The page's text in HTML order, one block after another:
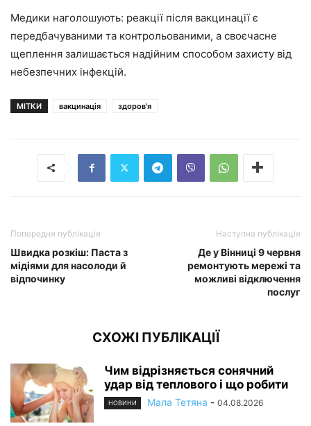
Медики наголошують: реакції після вакцинації є
передбачуваними та контрольованими, а своєчасне
щеплення залишається надійним способом захисту від
небезпечних інфекцій.
МІТКИ вакцинація здоров'я
Попередня публікація
Швидка розкіш: Паста з
мідіями для насолоди й
відпочинку
Наступна публікація
Де у Вінниці 9 червня
ремонтують мережі та
можливі відключення
послуг
СХОЖІ ПУБЛІКАЦІЇ
Чим відрізняється сонячний
удар від теплового і що робити
НОВИНИ Мала Тетяна - 04.08.2026